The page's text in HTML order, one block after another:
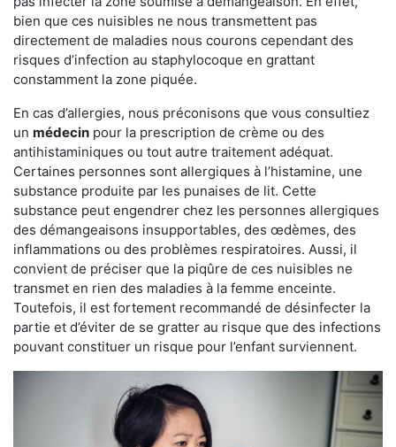
bien que ces nuisibles ne nous transmettent pas
directement de maladies nous courons cependant des
risques d’infection au staphylocoque en grattant
constamment la zone piquée.
En cas d’allergies, nous préconisons que vous consultiez
un médecin pour la prescription de crème ou des
antihistaminiques ou tout autre traitement adéquat.
Certaines personnes sont allergiques à l’histamine, une
substance produite par les punaises de lit. Cette
substance peut engendrer chez les personnes allergiques
des démangeaisons insupportables, des œdèmes, des
inflammations ou des problèmes respiratoires. Aussi, il
convient de préciser que la piqûre de ces nuisibles ne
transmet en rien des maladies à la femme enceinte.
Toutefois, il est fortement recommandé de désinfecter la
partie et d’éviter de se gratter au risque que des infections
pouvant constituer un risque pour l’enfant surviennent.